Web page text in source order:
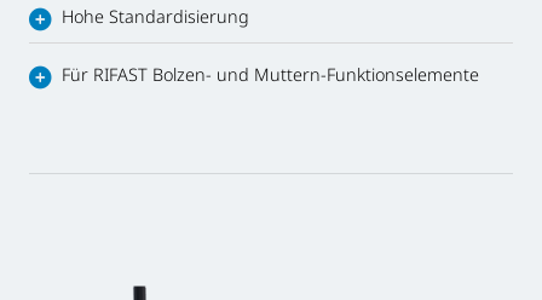
Hohe Standardisierung
Für RIFAST Bolzen- und Muttern-Funktionselemente